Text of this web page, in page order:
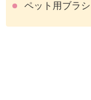
ペット用ブラシ